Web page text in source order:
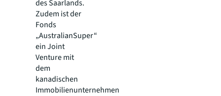
des Saarlands.
Zudem ist der
Fonds
„AustralianSuper“
ein Joint
Venture mit
dem
kanadischen
Immobilienunternehmen